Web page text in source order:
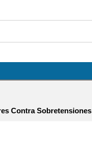
Contra Sobretensiones